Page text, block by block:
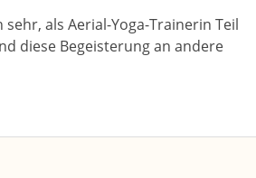
als Aerial-Yoga-Trainerin Teil
diese Begeisterung an andere